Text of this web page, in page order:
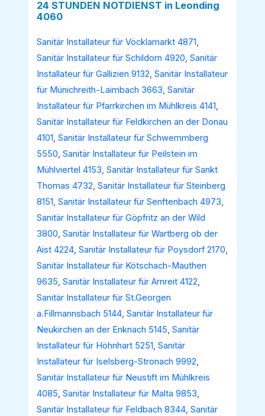
24 STUNDEN NOTDIENST in Leonding
4060
Sanitär Installateur für Vöcklamarkt 4871,
Sanitär Installateur für Schildorn 4920,Sanitär
Installateur für Gallizien 9132,Sanitär Installateur
für Münichreith-Laimbach 3663,Sanitär
Installateur für Pfarrkirchen im Mühlkreis 4141,
Sanitär Installateur für Feldkirchen an der Donau
4101,Sanitär Installateur für Schwemmberg
5550,Sanitär Installateur für Peilstein im
Mühlviertel 4153,Sanitär Installateur für Sankt
Thomas 4732,Sanitär Installateur für Steinberg
8151,Sanitär Installateur für Senftenbach 4973,
Sanitär Installateur für Göpfritz an der Wild
3800,Sanitär Installateur für Wartberg ob der
Aist 4224,Sanitär Installateur für Poysdorf 2170,
Sanitär Installateur für Kötschach-Mauthen
9635,Sanitär Installateur für Arnreit 4122,
Sanitär Installateur für St.Georgen
a.Fillmannsbach 5144,Sanitär Installateur für
Neukirchen an der Enknach 5145,Sanitär
Installateur für Höhnhart 5251,Sanitär
Installateur für Iselsberg-Stronach 9992,
Sanitär Installateur für Neustift im Mühlkreis
4085,Sanitär Installateur für Malta 9853,
Sanitär Installateur für Feldbach 8344,Sanitär